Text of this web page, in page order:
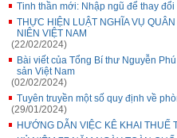
Tinh thần mới: Nhập ngũ để thay đổi
THỰC HIỆN LUẬT NGHĨA VỤ
NIÊN VIỆT NAM
(22/02/2024)
Bài viết của Tổng Bí thư Nguyễn
sản Việt Nam
(02/02/2024)
Tuyên truyền một số quy định về
(29/01/2024)
HƯỚNG DẪN VIỆC KÊ KHAI THUẾ